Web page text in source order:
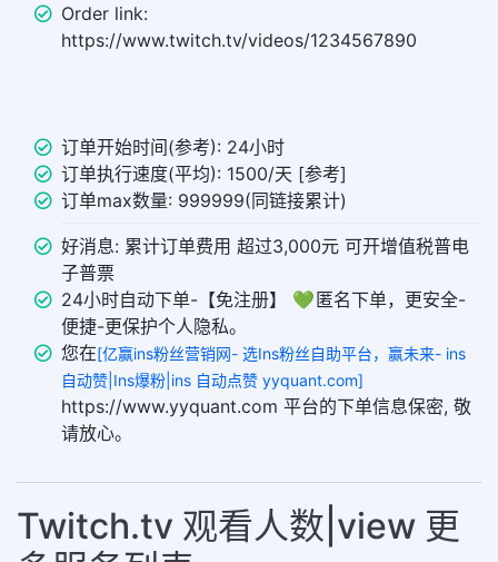
Order link:
https://www.twitch.tv/videos/1234567890
订单开始时间(参考): 24小时
订单执行速度(平均): 1500/天 [参考]
订单max数量: 999999(同链接累计)
好消息: 累计订单费用 超过3,000元 可开增值税普电
子普票
24小时自动下单-【免注册】 💚 匿名下单，更安全-
便捷-更保护个人隐私。
您在[亿赢ins粉丝营销网- 选Ins粉丝自助平台，赢未来- ins
自动赞|Ins爆粉|ins 自动点赞 yyquant.com]
https://www.yyquant.com 平台的下单信息保密, 敬
请放心。
Twitch.tv 观看人数|view 更